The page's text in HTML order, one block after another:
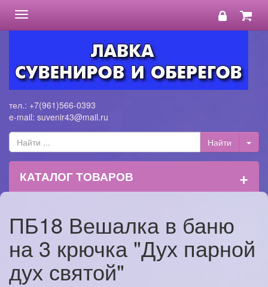
Toggle
navigation
тел.: +7(961)566-0393
e-mail: suvenir43@mail.ru
КАТАЛОГ ТОВАРОВ +
ПБ18 Вешалка в баню
на 3 крючка "Дух парной
дух святой"